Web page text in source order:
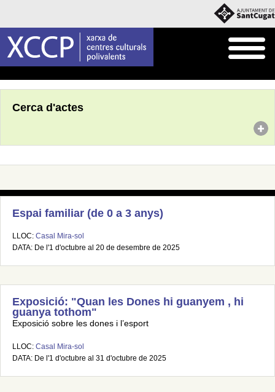
Cerca d'actes
Espai familiar (de 0 a 3 anys)
LLOC: Casal Mira-sol
DATA: De l'1 d'octubre al 20 de desembre de 2025
Exposició: "Quan les Dones hi guanyem , hi
guanya tothom"
Exposició sobre les dones i l’esport
LLOC: Casal Mira-sol
DATA: De l'1 d'octubre al 31 d'octubre de 2025